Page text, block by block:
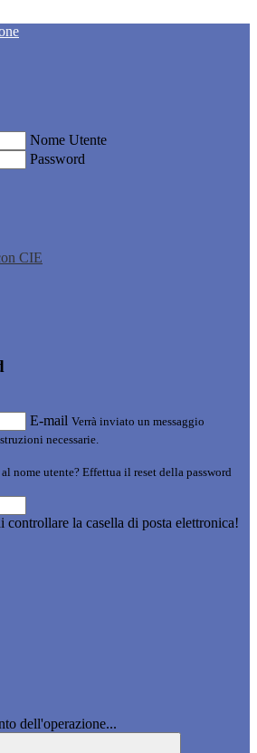
Nome Utente
Password
CIE
E-mail Verrà inviato un messaggio
necessarie.
nome utente? Effettua il reset della password
controllare la casella di posta elettronica!
dell'operazione...